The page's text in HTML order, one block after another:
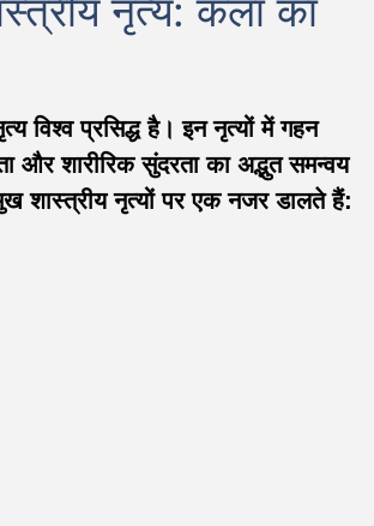
नृत्य: कला का
विश्व प्रसिद्ध है। इन नृत्यों में गहन
और शारीरिक सुंदरता का अद्भुत समन्वय
शास्त्रीय नृत्यों पर एक नजर डालते हैं: